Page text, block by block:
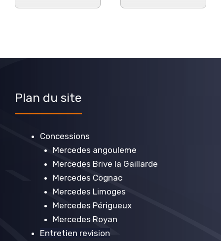
Plan du site
Concessions
Mercedes angouleme
Mercedes Brive la Gaillarde
Mercedes Cognac
Mercedes Limoges
Mercedes Périgueux
Mercedes Royan
Entretien revision